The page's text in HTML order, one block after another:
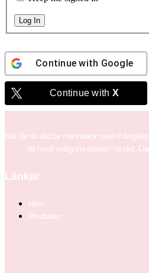
Log In
Continue with Google
Continue with X
Här får du råd av människor med
de mest avlägsna platser i landet.
Länkar
Hem
Produkter